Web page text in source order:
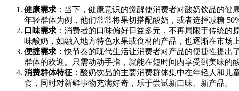
健康需求 ：当下，健康意识的觉醒使消费者对酸奶饮品的
年轻群体为例，他们常常将果切搭配酸奶，或者选择减糖
口味需求 ：消费者的口味偏好日益多元，不再局限于传统
味酸奶，如融入地方特色水果或食材的产品，也逐渐在市场
便捷需求 ：快节奏的现代生活让消费者对产品的便捷性提
群体的欢迎。只需动动手指，就能在短时间内享受到美味的
消费群体特征 ：酸奶饮品的主要消费群体集中在年轻人和
食，同时对新鲜事物充满好奇，乐于尝试新口味、新产品。